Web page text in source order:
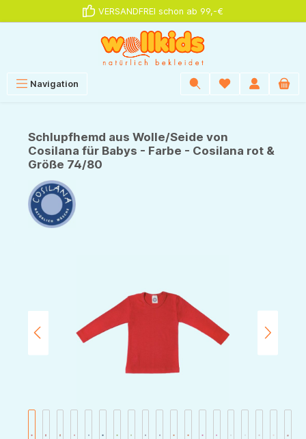
VERSANDFREI schon ab 99,-€
Navigation
Schlupfhemd aus Wolle/Seide von
Cosilana für Babys - Farbe - Cosilana rot &
Größe 74/80